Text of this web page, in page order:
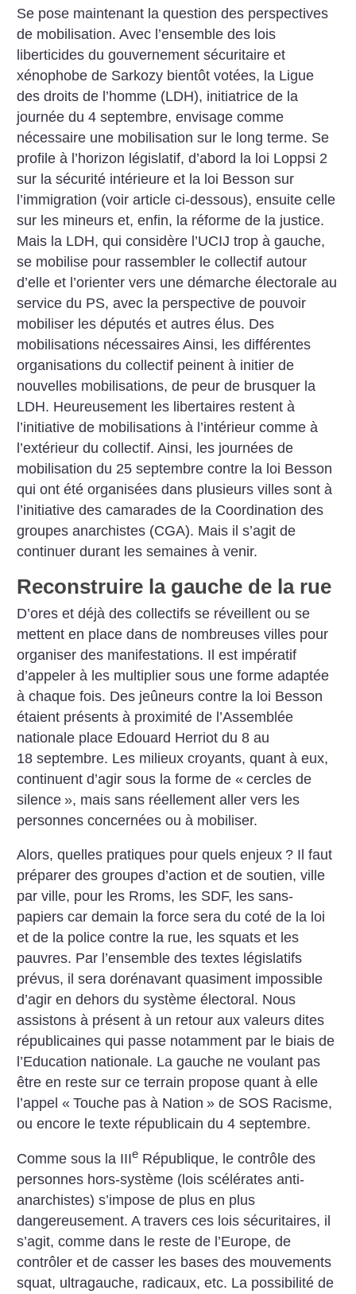
Se pose maintenant la question des perspectives
de mobilisation. Avec l’ensemble des lois
liberticides du gouvernement sécuritaire et
xénophobe de Sarkozy bientôt votées, la Ligue
des droits de l’homme (LDH), initiatrice de la
journée du 4 septembre, envisage comme
nécessaire une mobilisation sur le long terme. Se
profile à l’horizon législatif, d’abord la loi Loppsi 2
sur la sécurité intérieure et la loi Besson sur
l’immigration (voir article ci-dessous), ensuite celle
sur les mineurs et, enfin, la réforme de la justice.
Mais la LDH, qui considère l’UCIJ trop à gauche,
se mobilise pour rassembler le collectif autour
d’elle et l’orienter vers une démarche électorale au
service du PS, avec la perspective de pouvoir
mobiliser les députés et autres élus. Des
mobilisations nécessaires Ainsi, les différentes
organisations du collectif peinent à initier de
nouvelles mobilisations, de peur de brusquer la
LDH. Heureusement les libertaires restent à
l’initiative de mobilisations à l’intérieur comme à
l’extérieur du collectif. Ainsi, les journées de
mobilisation du 25 septembre contre la loi Besson
qui ont été organisées dans plusieurs villes sont à
l’initiative des camarades de la Coordination des
groupes anarchistes (CGA). Mais il s’agit de
continuer durant les semaines à venir.
Reconstruire la gauche de la rue
D’ores et déjà des collectifs se réveillent ou se
mettent en place dans de nombreuses villes pour
organiser des manifestations. Il est impératif
d’appeler à les multiplier sous une forme adaptée
à chaque fois. Des jeûneurs contre la loi Besson
étaient présents à proximité de l’Assemblée
nationale place Edouard Herriot du 8 au
18 septembre. Les milieux croyants, quant à eux,
continuent d’agir sous la forme de « cercles de
silence », mais sans réellement aller vers les
personnes concernées ou à mobiliser.
Alors, quelles pratiques pour quels enjeux ? Il faut
préparer des groupes d’action et de soutien, ville
par ville, pour les Rroms, les SDF, les sans-
papiers car demain la force sera du coté de la loi
et de la police contre la rue, les squats et les
pauvres. Par l’ensemble des textes législatifs
prévus, il sera dorénavant quasiment impossible
d’agir en dehors du système électoral. Nous
assistons à présent à un retour aux valeurs dites
républicaines qui passe notamment par le biais de
l’Education nationale. La gauche ne voulant pas
être en reste sur ce terrain propose quant à elle
l’appel « Touche pas à Nation » de SOS Racisme,
ou encore le texte républicain du 4 septembre.
Comme sous la IIIe République, le contrôle des
personnes hors-système (lois scélérates anti-
anarchistes) s’impose de plus en plus
dangereusement. A travers ces lois sécuritaires, il
s’agit, comme dans le reste de l’Europe, de
contrôler et de casser les bases des mouvements
squat, ultragauche, radicaux, etc. La possibilité de